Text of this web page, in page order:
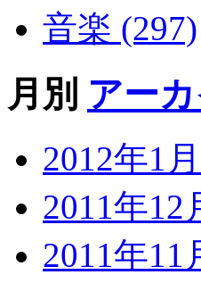
音楽 (297)
月別 アー
2012年1
2011年12
2011年11